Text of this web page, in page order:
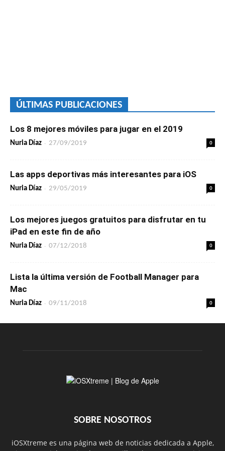
ÚLTIMAS PUBLICACIONES
Los 8 mejores móviles para jugar en el 2019
Nuria Díaz - 27/09/2019 0
Las apps deportivas más interesantes para iOS
Nuria Díaz - 29/05/2019 0
Los mejores juegos gratuitos para disfrutar en tu
iPad en este fin de año
Nuria Díaz - 07/12/2018 0
Lista la última versión de Football Manager para
Mac
Nuria Díaz - 09/11/2018 0
SOBRE NOSOTROS
iOSXtreme es una página web de noticias dedicada a Apple,